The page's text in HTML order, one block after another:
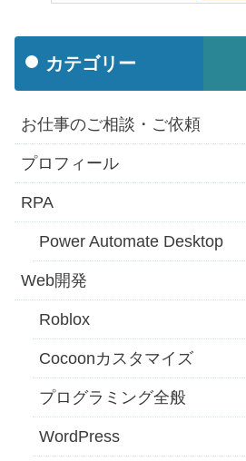
カテゴリー
お仕事のご相談・ご依頼
プロフィール
RPA
Power Automate Desktop
Web開発
Roblox
Cocoonカスタマイズ
プログラミング全般
WordPress